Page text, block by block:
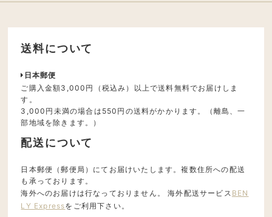
送料について
日本郵便
ご購入金額3,000円（税込み）以上で送料無料でお届けしま
す。
3,000円未満の場合は550円の送料がかかります。（離島、一
部地域を除きます。）
配送について
日本郵便（郵便局）にてお届けいたします。複数住所への配送
も承っております。
海外へのお届けは行なっておりません。 海外配送サービス BEN
LY Expressをご利用下さい。